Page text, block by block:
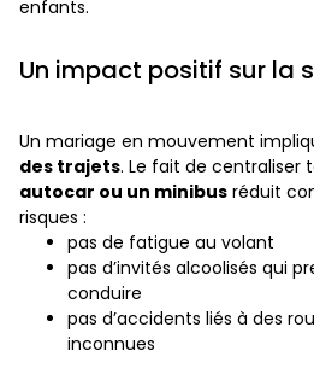
enfants.
Un impact positif sur la
Un mariage en mouvement
des trajets. Le fait de centraliser
autocar ou un minibus réduit
risques :
pas de fatigue au volant
pas d’invités alcoolisés qui
conduire
pas d’accidents liés à des
inconnues